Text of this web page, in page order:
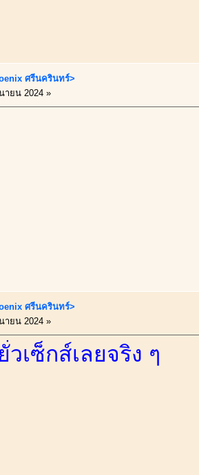
ศรีนครินทร์>
ายน 2024 »
ศรีนครินทร์>
ายน 2024 »
เซ็กส์เลยจริง ๆ